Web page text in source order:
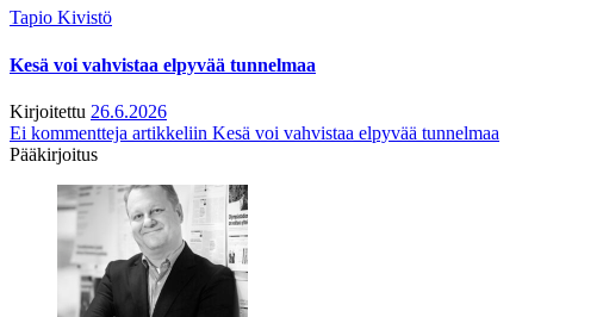
Tapio Kivistö
Kesä voi vahvistaa elpyvää tunnelmaa
Kirjoitettu 26.6.2026
Ei kommentteja artikkeliin Kesä voi vahvistaa elpyvää tunnelmaa
Pääkirjoitus